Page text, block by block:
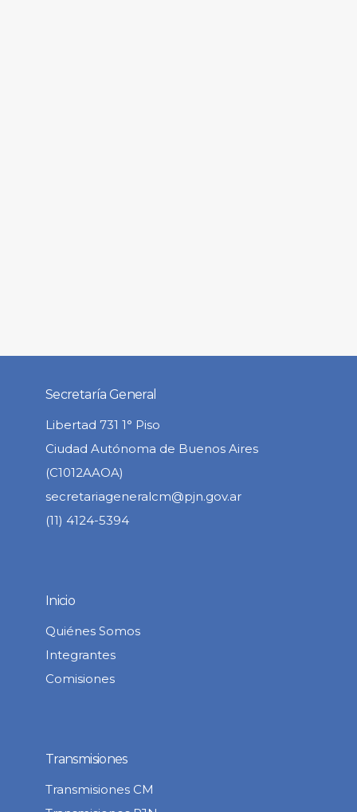
Secretaría General
Libertad 731 1° Piso
Ciudad Autónoma de Buenos Aires
(C1012AAOA)
secretariageneralcm@pjn.gov.ar
(11) 4124-5394
Inicio
Quiénes Somos
Integrantes
Comisiones
Transmisiones
Transmisiones CM